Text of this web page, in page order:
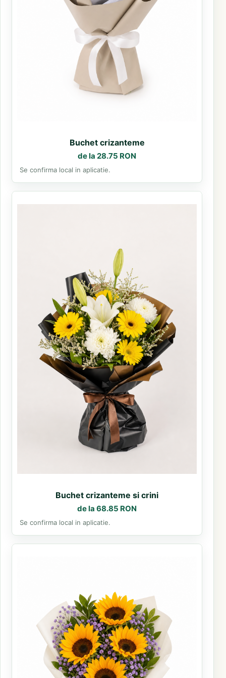
Buchet crizanteme
de la 28.75 RON
Se confirma local in aplicatie.
Buchet crizanteme si crini
de la 68.85 RON
Se confirma local in aplicatie.